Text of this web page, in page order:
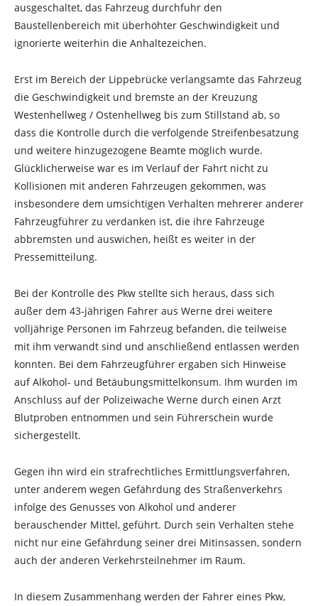
ausgeschaltet, das Fahrzeug durchfuhr den
Baustellenbereich mit überhöhter Geschwindigkeit und
ignorierte weiterhin die Anhaltezeichen.
Erst im Bereich der Lippebrücke verlangsamte das Fahrzeug
die Geschwindigkeit und bremste an der Kreuzung
Westenhellweg / Ostenhellweg bis zum Stillstand ab, so
dass die Kontrolle durch die verfolgende Streifenbesatzung
und weitere hinzugezogene Beamte möglich wurde.
Glücklicherweise war es im Verlauf der Fahrt nicht zu
Kollisionen mit anderen Fahrzeugen gekommen, was
insbesondere dem umsichtigen Verhalten mehrerer anderer
Fahrzeugführer zu verdanken ist, die ihre Fahrzeuge
abbremsten und auswichen, heißt es weiter in der
Pressemitteilung.
Bei der Kontrolle des Pkw stellte sich heraus, dass sich
außer dem 43-jährigen Fahrer aus Werne drei weitere
volljährige Personen im Fahrzeug befanden, die teilweise
mit ihm verwandt sind und anschließend entlassen werden
konnten. Bei dem Fahrzeugführer ergaben sich Hinweise
auf Alkohol- und Betäubungsmittelkonsum. Ihm wurden im
Anschluss auf der Polizeiwache Werne durch einen Arzt
Blutproben entnommen und sein Führerschein wurde
sichergestellt.
Gegen ihn wird ein strafrechtliches Ermittlungsverfahren,
unter anderem wegen Gefährdung des Straßenverkehrs
infolge des Genusses von Alkohol und anderer
berauschender Mittel, geführt. Durch sein Verhalten stehe
nicht nur eine Gefährdung seiner drei Mitinsassen, sondern
auch der anderen Verkehrsteilnehmer im Raum.
In diesem Zusammenhang werden der Fahrer eines Pkw,